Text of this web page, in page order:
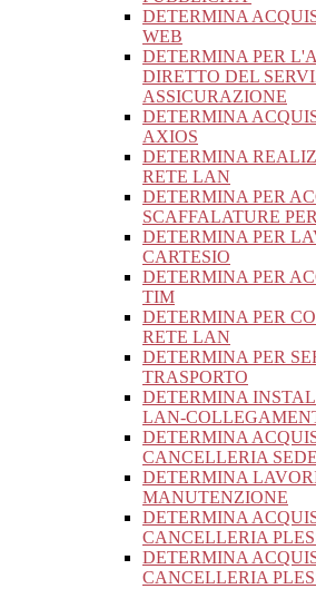
DETERMINA
WEB
DETERMINA PER
DIRETTO DEL
ASSICURAZIONE
DETERMINA
AXIOS
DETERMINA
RETE LAN
DETERMINA PER
SCAFFALATURE
DETERMINA PER
CARTESIO
DETERMINA PER
TIM
DETERMINA PER
RETE LAN
DETERMINA PER
TRASPORTO
DETERMINA
LAN-
DETERMINA
CANCELLERIA
DETERMINA
MANUTENZIONE
DETERMINA
CANCELLERIA
DETERMINA
CANCELLERIA